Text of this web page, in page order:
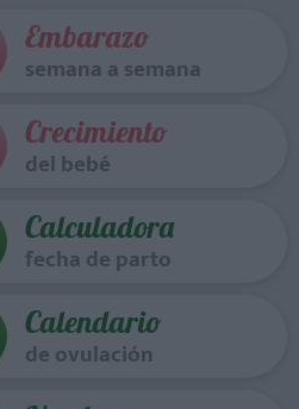
Embarazo
semana a semana
Crecimiento
del bebé
Calculadora
fecha de parto
Calendario
de ovulación